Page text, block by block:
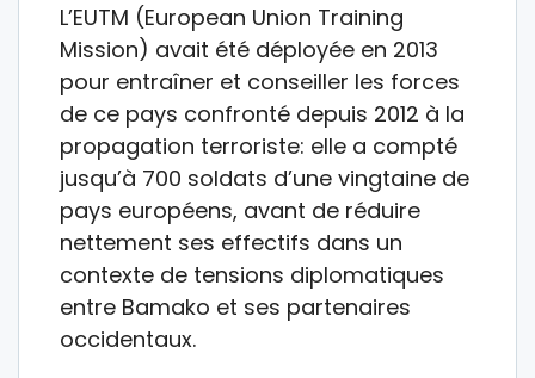
L’EUTM (European Union Training
Mission) avait été déployée en 2013
pour entraîner et conseiller les forces
de ce pays confronté depuis 2012 à la
propagation terroriste: elle a compté
jusqu’à 700 soldats d’une vingtaine de
pays européens, avant de réduire
nettement ses effectifs dans un
contexte de tensions diplomatiques
entre Bamako et ses partenaires
occidentaux.